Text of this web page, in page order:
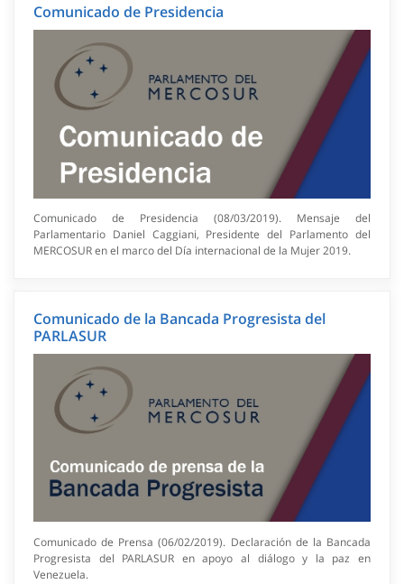
Comunicado de Presidencia
Comunicado de Presidencia (08/03/2019). Mensaje del
Parlamentario Daniel Caggiani, Presidente del Parlamento del
MERCOSUR en el marco del Día internacional de la Mujer 2019.
Comunicado de la Bancada Progresista del
PARLASUR
Comunicado de Prensa (06/02/2019). Declaración de la Bancada
Progresista del PARLASUR en apoyo al diálogo y la paz en
Venezuela.